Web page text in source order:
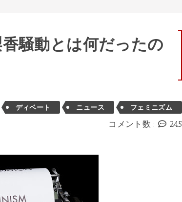
騒動とは何だったの
ディベート
ニュース フェミニズム
コメント数 : 245